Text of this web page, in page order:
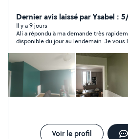
Dernier avis laissé par Ysabel :
Il y a 9 jours
Ali a répondu à ma demande très
disponible du jour au lendemain. Je vous
le plus important à mes yeux, nettoie
N’hésitez pas à faire appel à lui !
Voir le profil